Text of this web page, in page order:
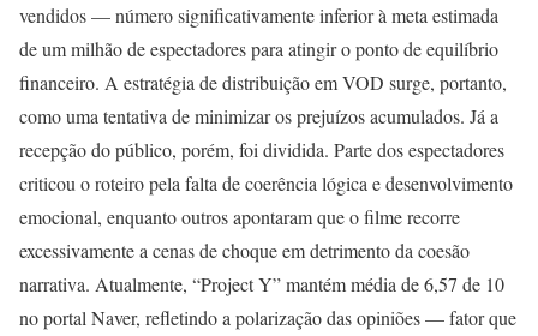
vendidos — número significativamente inferior à meta estimada
de um milhão de espectadores para atingir o ponto de equilíbrio
financeiro. A estratégia de distribuição em VOD surge, portanto,
como uma tentativa de minimizar os prejuízos acumulados. Já a
recepção do público, porém, foi dividida. Parte dos espectadores
criticou o roteiro pela falta de coerência lógica e desenvolvimento
emocional, enquanto outros apontaram que o filme recorre
excessivamente a cenas de choque em detrimento da coesão
narrativa. Atualmente, “Project Y” mantém média de 6,57 de 10
no portal Naver, refletindo a polarização das opiniões — fator que